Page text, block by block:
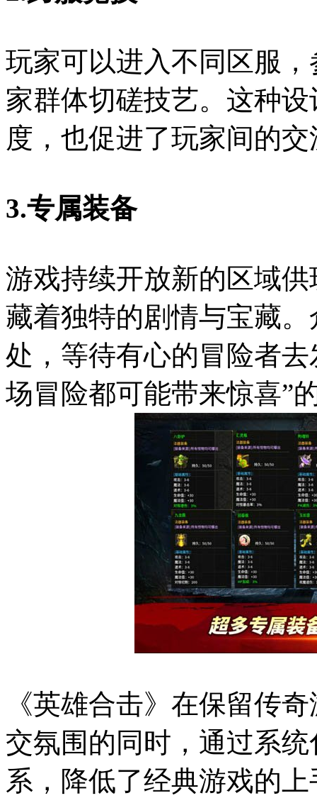
玩家可以进入不同区服
家群体切磋技艺。这种
度，也促进了玩家间的
3.专属装备
游戏持续开放新的区域
藏着独特的剧情与宝藏
处，等待有心的冒险者
场冒险都可能带来惊喜”
《英雄合击》在保留传
交氛围的同时，通过系
系，降低了经典游戏的